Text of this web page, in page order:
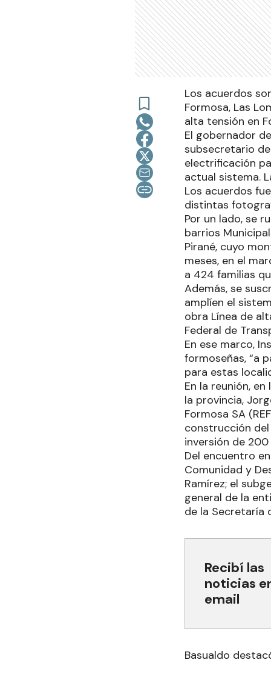
Los acuerdos
Formosa, Las
alta tensión en
El gobernador
subsecretario
electrificación
actual sistema.
Los acuerdos
distintas
Por un lado, se
barrios
Pirané, cuyo
meses, en el
a 424 familias
Además, se
amplíen el
obra Línea de
Federal de
En ese marco,
formoseñas, “a
para estas
En la reunión,
la provincia,
Formosa SA
construcción
inversión de
Del encuentro
Comunidad y
Ramírez; el
general de la
de la Secretaría
Recibí las
noticias
email
Basualdo